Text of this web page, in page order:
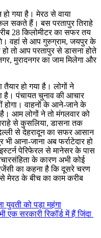
गया है। मेरठ से वाया
सकते हैं। बस परतापुर तिराहे
28 किलोमीटर का सफर तय
वहां से आप गुरुग्राम, जयपुर के
तो आप परतापुर से डासना होते
मुरादनगर का जाम मिलेगा और
हो गया है। लोगों ने
है। पंचायत चुनाव की आचार
होगा। वाहनों के आने-जाने के
आम लोगों ने तो मंगलवार को
से कुसलिया, डासना तक
से देहरादून का सफर आसान
आना-जाना अब फर्राटेदार हो
पेरिफेरल से मानेसर के पास
के कारण अभी कोई
का कहना है कि दूसरे चरण
मेरठ के बीच का काम करीब
युवती को पड़ा महंगा
सरकारी रिकॉर्ड में हैं जिंदा